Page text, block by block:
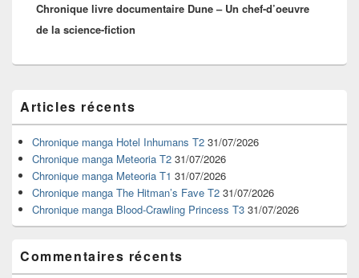
suivant :
Chronique livre documentaire Dune – Un chef-d’oeuvre
de la science-fiction
principale
de
widget
pour
barre
latérale
Articles récents
Chronique manga Hotel Inhumans T2 31/07/2026
Chronique manga Meteoria T2 31/07/2026
Chronique manga Meteoria T1 31/07/2026
Chronique manga The Hitman’s Fave T2 31/07/2026
Chronique manga Blood-Crawling Princess T3 31/07/2026
Commentaires récents